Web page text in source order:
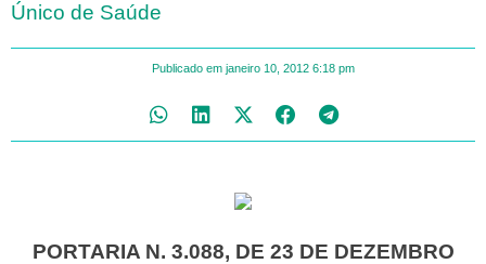
Único de Saúde
Publicado em janeiro 10, 2012 6:18 pm
PORTARIA N. 3.088, DE 23 DE DEZEMBRO